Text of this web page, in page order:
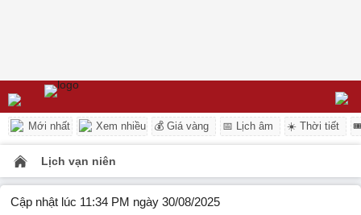
Mới nhất Xem nhiều 💰 Giá vàng 📅 Lịch âm ☀️ Thời tiết
Lịch vạn niên
Cập nhật lúc 11:34 PM ngày 30/08/2025